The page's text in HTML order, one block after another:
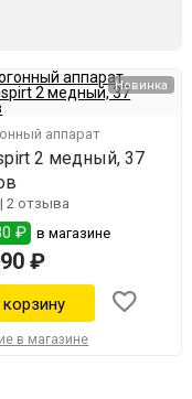
Новинка
аппарат
2 медный, 37
|2 отзыва
₽ в магазине
₽
в магазине